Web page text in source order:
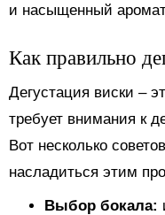
и насыщенный
Как правильно
Дегустация виски –
требует внимания к
Вот несколько
насладиться этим
Выбор бокала: